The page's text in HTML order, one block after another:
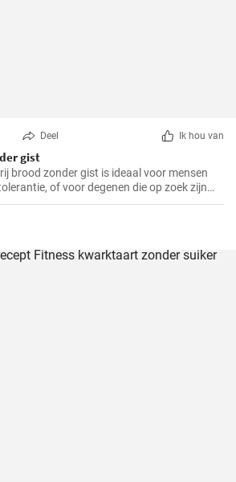
Deel Ik hou van
gist
brood zonder gist is ideaal voor mensen
of voor degenen die op zoek zijn
voor traditioneel brood.